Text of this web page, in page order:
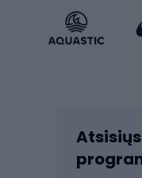
Sportinio
Sportinio